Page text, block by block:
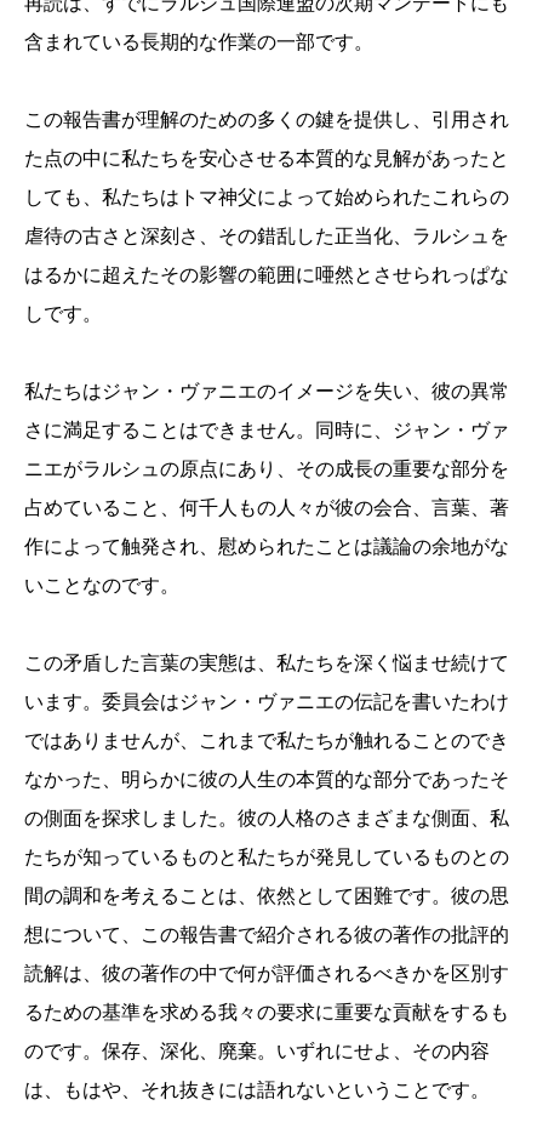
含まれている長期的な作業の一部です。
この報告書が理解のための多くの鍵を提供し、引用され
た点の中に私たちを安心させる本質的な見解があったと
しても、私たちはトマ神父によって始められたこれらの
虐待の古さと深刻さ、その錯乱した正当化、ラルシュを
はるかに超えたその影響の範囲に唖然とさせられっぱな
しです。
私たちはジャン・ヴァニエのイメージを失い、彼の異常
さに満足することはできません。同時に、ジャン・ヴァ
ニエがラルシュの原点にあり、その成長の重要な部分を
占めていること、何千人もの人々が彼の会合、言葉、著
作によって触発され、慰められたことは議論の余地がな
いことなのです。
この矛盾した言葉の実態は、私たちを深く悩ませ続けて
います。委員会はジャン・ヴァニエの伝記を書いたわけ
ではありませんが、これまで私たちが触れることのでき
なかった、明らかに彼の人生の本質的な部分であったそ
の側面を探求しました。彼の人格のさまざまな側面、私
たちが知っているものと私たちが発見しているものとの
間の調和を考えることは、依然として困難です。彼の思
想について、この報告書で紹介される彼の著作の批評的
読解は、彼の著作の中で何が評価されるべきかを区別す
るための基準を求める我々の要求に重要な貢献をするも
のです。保存、深化、廃棄。いずれにせよ、その内容
は、もはや、それ抜きには語れないということです。